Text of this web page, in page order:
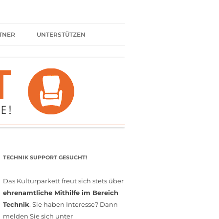
UNTERSTÜTZEN
SPENDEN
FÖRDERMITGLIED WERDEN
MITGLIEDSCHAFT
TECHNIK SUPPORT GESUCHT!
Das Kulturparkett freut sich stets über
ehrenamtliche Mithilfe im Bereich
Technik. Sie haben Interesse? Dann
melden Sie sich unter